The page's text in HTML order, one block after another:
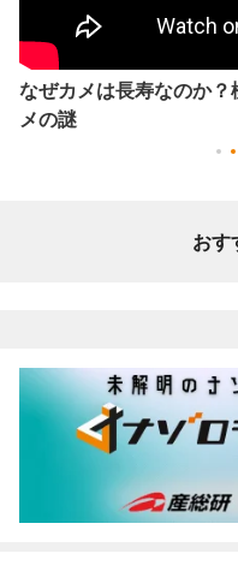
なぜカメは長寿なのか
メの謎
おす